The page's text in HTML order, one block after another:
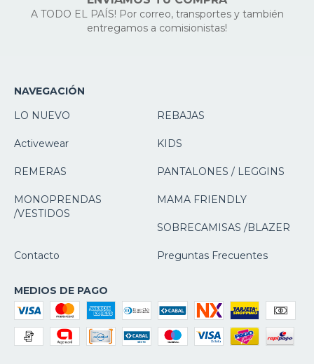
A TODO EL PAÍS! Por correo, transportes y también
entregamos a comisionistas!
NAVEGACIÓN
LO NUEVO
REBAJAS
Activewear KIDS
REMERAS PANTALONES / LEGGINS
MONOPRENDAS
/VESTIDOS
MAMA FRIENDLY
SOBRECAMISAS /BLAZER
Contacto Preguntas Frecuentes
MEDIOS DE PAGO